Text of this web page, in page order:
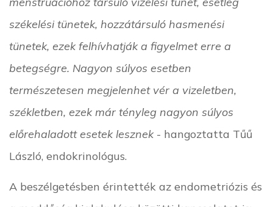
székelési tünetek, hozzátársuló hasmenési
tünetek, ezek felhívhatják a figyelmet erre a
betegségre. Nagyon súlyos esetben
természetesen megjelenhet vér a vizeletben,
székletben, ezek már tényleg nagyon súlyos
előrehaladott esetek lesznek- hangoztatta Tűű
László, endokrinológus.
A beszélgetésben érintették az endometriózis és